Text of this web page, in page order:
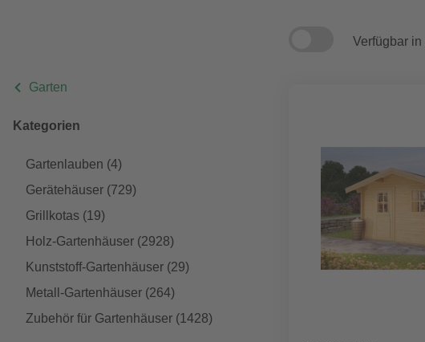
Garten
Kategorien
Gartenlauben (4)
Gerätehäuser (729)
Grillkotas (19)
Holz-Gartenhäuser (2928)
Kunststoff-Gartenhäuser (29)
Metall-Gartenhäuser (264)
Zubehör für Gartenhäuser (1428)
Verfügbar in